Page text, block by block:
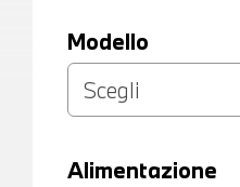
Modello
Alimentazione